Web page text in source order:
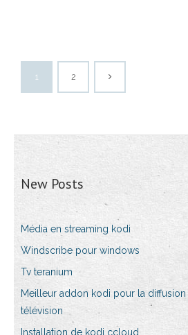
1 2
New Posts
Média en streaming kodi
Windscribe pour windows
Tv teranium
Meilleur addon kodi pour la
télévision
Installation de kodi ccloud